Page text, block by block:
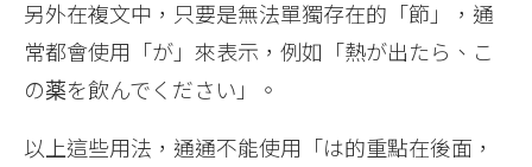
另外在複文中，只要是無法單獨存在的「節」，通
常都會使用「が」來表示，例如「熱が出たら、こ
の薬を飲んでください」。
以上這些用法，通通不能使用「は的重點在後面，